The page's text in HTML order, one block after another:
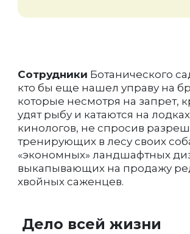
Сотрудники Ботанического
кто бы еще нашел управу на
которые несмотря на запрет,
удят рыбу и катаются на
кинологов, не спросив
тренирующих в лесу своих
«экономных» ландшафтных
выкапывающих на продажу
хвойных саженцев.
Дело всей жизни